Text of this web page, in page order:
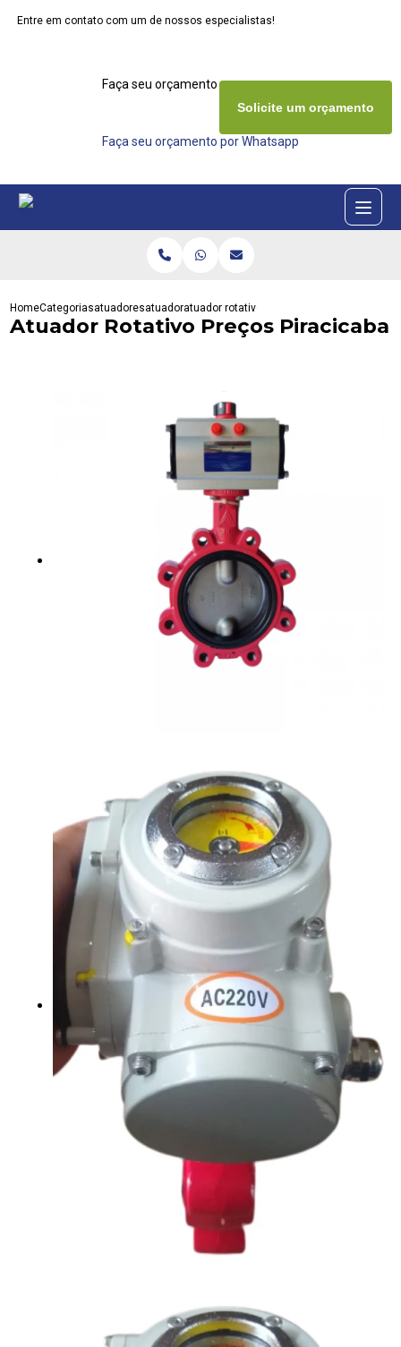
Entre em contato com um de nossos especialistas!
Faça seu orçamento agora mesmo
Faça seu orçamento por Whatsapp
Solicite um orçamento
HomeCategoriasatuadoresatuadoratuador rotativo precos piracicaba
Atuador Rotativo Preços Piracicaba